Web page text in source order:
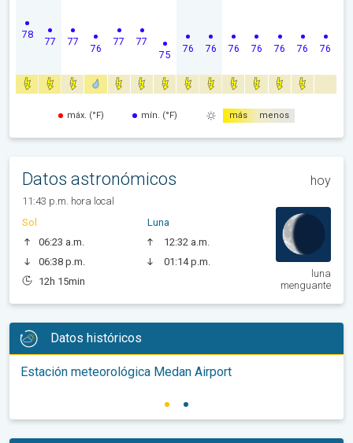
78
77 77
76
77
77
75
76 76 76 76 76 76 76
máx. (°F) mín. (°F) más menos
Datos astronómicos hoy
11:43 p.m. hora local
Sol
06:23 a.m.
06:38 p.m.
12h 15min
Luna
12:32 a.m.
01:14 p.m.
luna
menguante
Datos históricos
Estación meteorológica Medan Airport